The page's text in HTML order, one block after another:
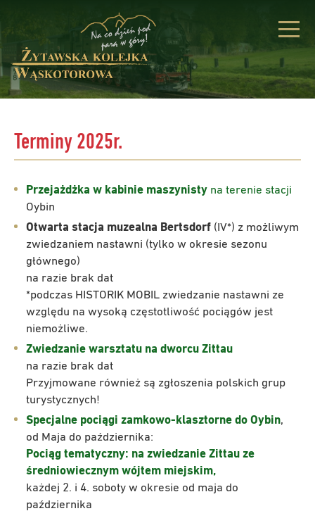
Terminy 2025r.
Przejażdżka w kabinie maszynisty na terenie stacji
Oybin
Otwarta stacja muzealna Bertsdorf (IV*) z możliwym
zwiedzaniem nastawni (tylko w okresie sezonu
głównego)
na razie brak dat
*podczas HISTORIK MOBIL zwiedzanie nastawni ze
względu na wysoką częstotliwość pociągów jest
niemożliwe.
Zwiedzanie warsztatu na dworcu Zittau
na razie brak dat
Przyjmowane również są zgłoszenia polskich grup
turystycznych!
Specjalne pociągi zamkowo-klasztorne do Oybin,
od Maja do października:
Pociąg tematyczny: na zwiedzanie Zittau ze
średniowiecznym wójtem miejskim,
każdej 2. i 4. soboty w okresie od maja do
października